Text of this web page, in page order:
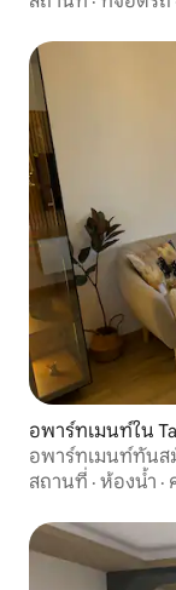
อพาร์ทเมนท์ใน
อพาร์ทเมนท์ทันส
สถานที่ · ห้องน้ำ ·